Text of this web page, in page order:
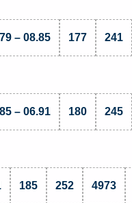
– 08.85 177 241
– 06.91 180 245
185 252 4973